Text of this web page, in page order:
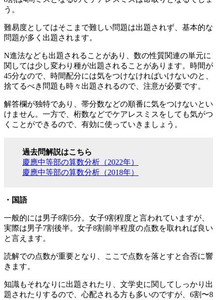
う。
難易度としてはそこまで難しい問題は出題されず、基本的な
問題が多く出題されます。
N進法なども出題されることがあり、数の性質関連の単元に
関しては少し変わり種が出題されることがあります。時間が
45分なので、時間配分には気をつけなければいけないのと、
捨てるべき問題も時々出題されるので、注意が必要です。
解答欄が独特であり、帯分数などの順番に気をつけないとい
けません。一方で、桁数などでケアレスミスをしても気がつ
くことができるので、有効に使っていきましょう。
過去問解説はこちら
慶應中等部の算数分析（2022年）
慶應中等部の算数分析（2018年）
・国語
一般的には男子8割5分。女子9割程度と言われていますが、
実際は男子7割後半。女子8割前半程度の点数を取れれば良い
と言えます。
読解での点数が重要となり、ここで点数を落とすと合否に響
きます。
知識もそれなりに出題されたり、文学史に関してしっかり出
題されたりするので、心配される方も多いのですが、6割〜8